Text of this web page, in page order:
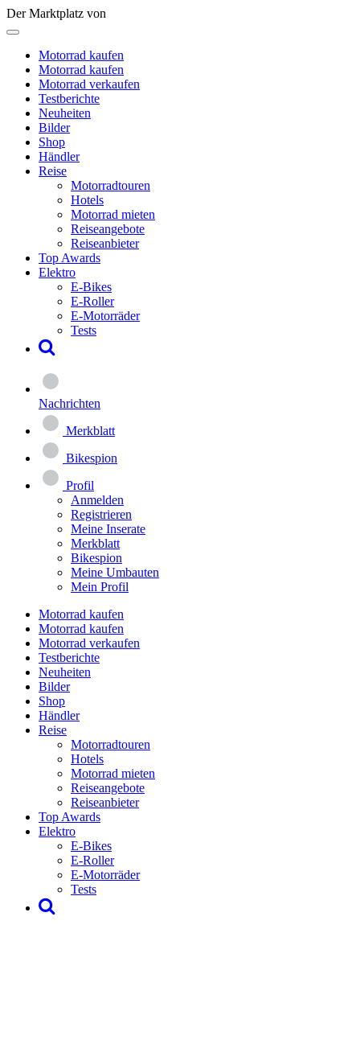
Der Marktplatz von
Motorrad kaufen
Motorrad kaufen
Motorrad verkaufen
Testberichte
Neuheiten
Bilder
Shop
Händler
Reise
Motorradtouren
Hotels
Motorrad mieten
Reiseangebote
Reiseanbieter
Top Awards
Elektro
E-Bikes
E-Roller
E-Motorräder
Tests
Nachrichten
Merkblatt
Bikespion
Profil
Anmelden
Registrieren
Meine Inserate
Merkblatt
Bikespion
Meine Umbauten
Mein Profil
Motorrad kaufen
Motorrad kaufen
Motorrad verkaufen
Testberichte
Neuheiten
Bilder
Shop
Händler
Reise
Motorradtouren
Hotels
Motorrad mieten
Reiseangebote
Reiseanbieter
Top Awards
Elektro
E-Bikes
E-Roller
E-Motorräder
Tests